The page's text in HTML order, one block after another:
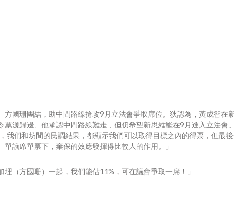
方國珊團結，助中間路線搶攻9月立法會爭取席位。狄認為，黃成智在
票源歸邊。他承認中間路線難走，但仍希望新思維能在9月進入立法會
我們和坊間的民調結果，都顯示我們可以取得目標之內的得票，但最
議席單票下，棄保的效應發揮得比較大的作用。」
（方國珊）一起，我們能佔11%，可在議會爭取一席！」